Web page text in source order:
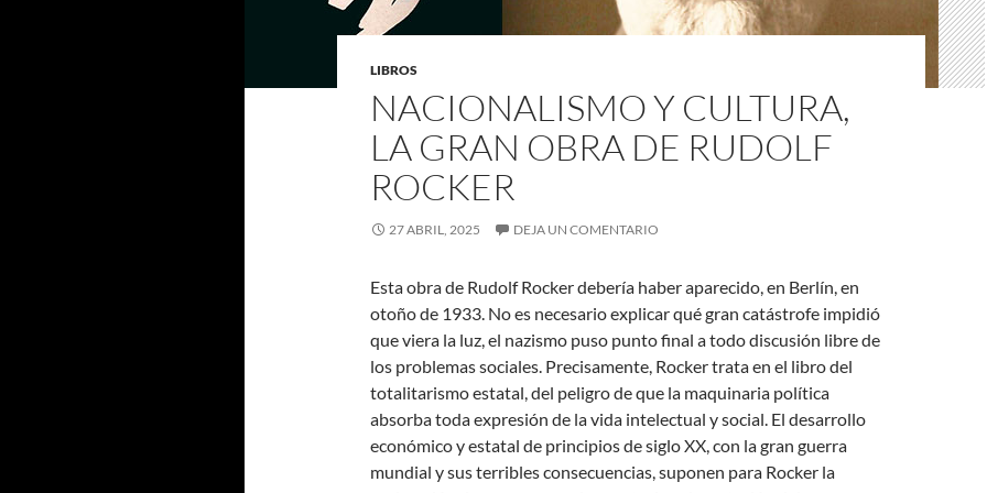
LIBROS
NACIONALISMO Y CULTURA,
LA GRAN OBRA DE RUDOLF
ROCKER
27 ABRIL, 2025 DEJA UN COMENTARIO
Esta obra de Rudolf Rocker debería haber aparecido, en Berlín, en
otoño de 1933. No es necesario explicar qué gran catástrofe impidió
que viera la luz, el nazismo puso punto final a todo discusión libre de
los problemas sociales. Precisamente, Rocker trata en el libro del
totalitarismo estatal, del peligro de que la maquinaria política
absorba toda expresión de la vida intelectual y social. El desarrollo
económico y estatal de principios de siglo XX, con la gran guerra
mundial y sus terribles consecuencias, suponen para Rocker la